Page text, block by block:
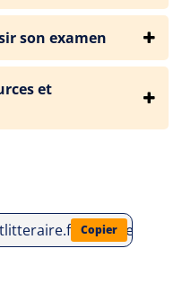
son examen
et
analyses-
Copier